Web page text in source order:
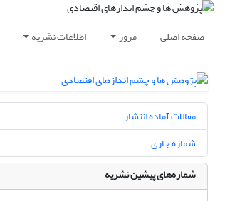
صفحه اصلی مرور اطلاعات نشریه
مقالات آماده انتشار
شماره جاری
شماره‌های پیشین نشریه